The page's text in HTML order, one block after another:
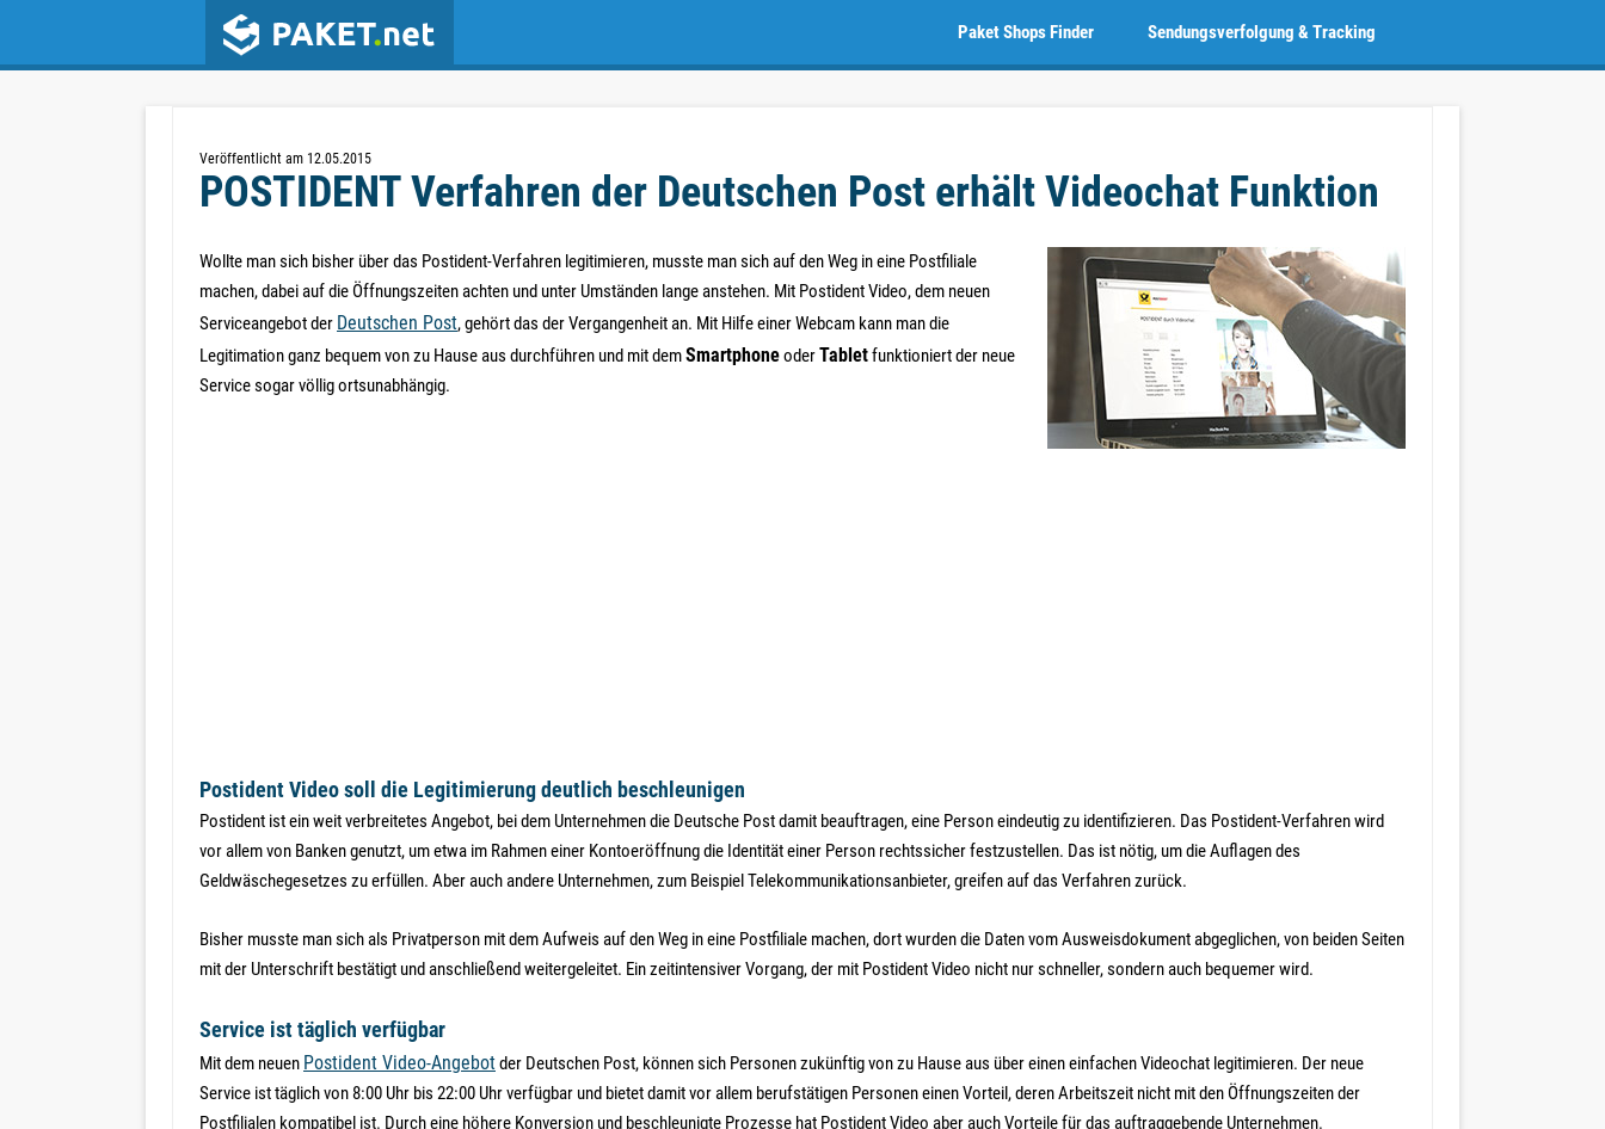
Sendungsverfolgung & Tracking
Paket Shops Finder
Veröffentlicht am 12.05.2015
POSTIDENT Verfahren der Deutschen Post erhält Videochat Funktion
Wollte man sich bisher über das Postident-Verfahren legitimieren, musste man sich auf den Weg in eine Postfiliale
machen, dabei auf die Öffnungszeiten achten und unter Umständen lange anstehen. Mit Postident Video, dem neuen
Serviceangebot der Deutschen Post, gehört das der Vergangenheit an. Mit Hilfe einer Webcam kann man die
Legitimation ganz bequem von zu Hause aus durchführen und mit demSmartphoneoderTabletfunktioniert der neue
Service sogar völlig ortsunabhängig.
Postident Video soll die Legitimierung deutlich beschleunigen
Postident ist ein weit verbreitetes Angebot, bei dem Unternehmen die Deutsche Post damit beauftragen, eine Person eindeutig zu identifizieren. Das Postident-Verfahren wird
vor allem von Banken genutzt, um etwa im Rahmen einer Kontoeröffnung die Identität einer Person rechtssicher festzustellen. Das ist nötig, um die Auflagen des
Geldwäschegesetzes zu erfüllen. Aber auch andere Unternehmen, zum Beispiel Telekommunikationsanbieter, greifen auf das Verfahren zurück.
Bisher musste man sich als Privatperson mit dem Aufweis auf den Weg in eine Postfiliale machen, dort wurden die Daten vom Ausweisdokument abgeglichen, von beiden Seiten
mit der Unterschrift bestätigt und anschließend weitergeleitet. Ein zeitintensiver Vorgang, der mit Postident Video nicht nur schneller, sondern auch bequemer wird.
Service ist täglich verfügbar
Mit dem neuen Postident Video-Angebotder Deutschen Post, können sich Personen zukünftig von zu Hause aus über einen einfachen Videochat legitimieren. Der neue
Service ist täglich von 8:00 Uhr bis 22:00 Uhr verfügbar und bietet damit vor allem berufstätigen Personen einen Vorteil, deren Arbeitszeit nicht mit den Öffnungszeiten der
Postfilialen kompatibel ist. Durch eine höhere Konversion und beschleunigte Prozesse hat Postident Video aber auch Vorteile für das auftraggebende Unternehmen.